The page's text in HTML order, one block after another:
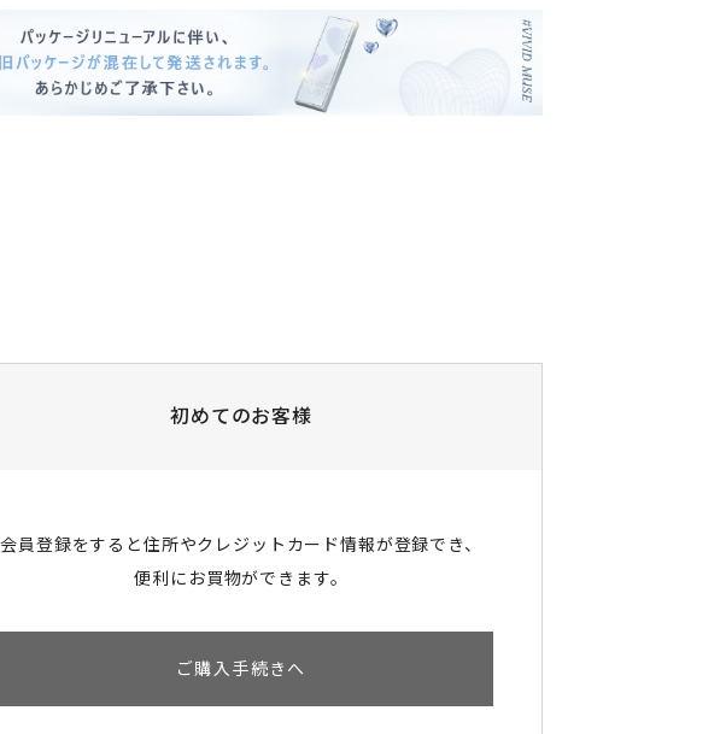
初めてのお客様
会員登録をすると住所やクレジットカード情報が登録でき、
便利にお買物ができます。
ご購入手続きへ